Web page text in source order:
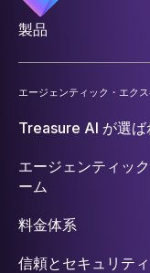
製品
エージェンティック・エク
Treasure AI が選ば
エージェンティッ
ーム
料金体系
信頼とセキュリティ